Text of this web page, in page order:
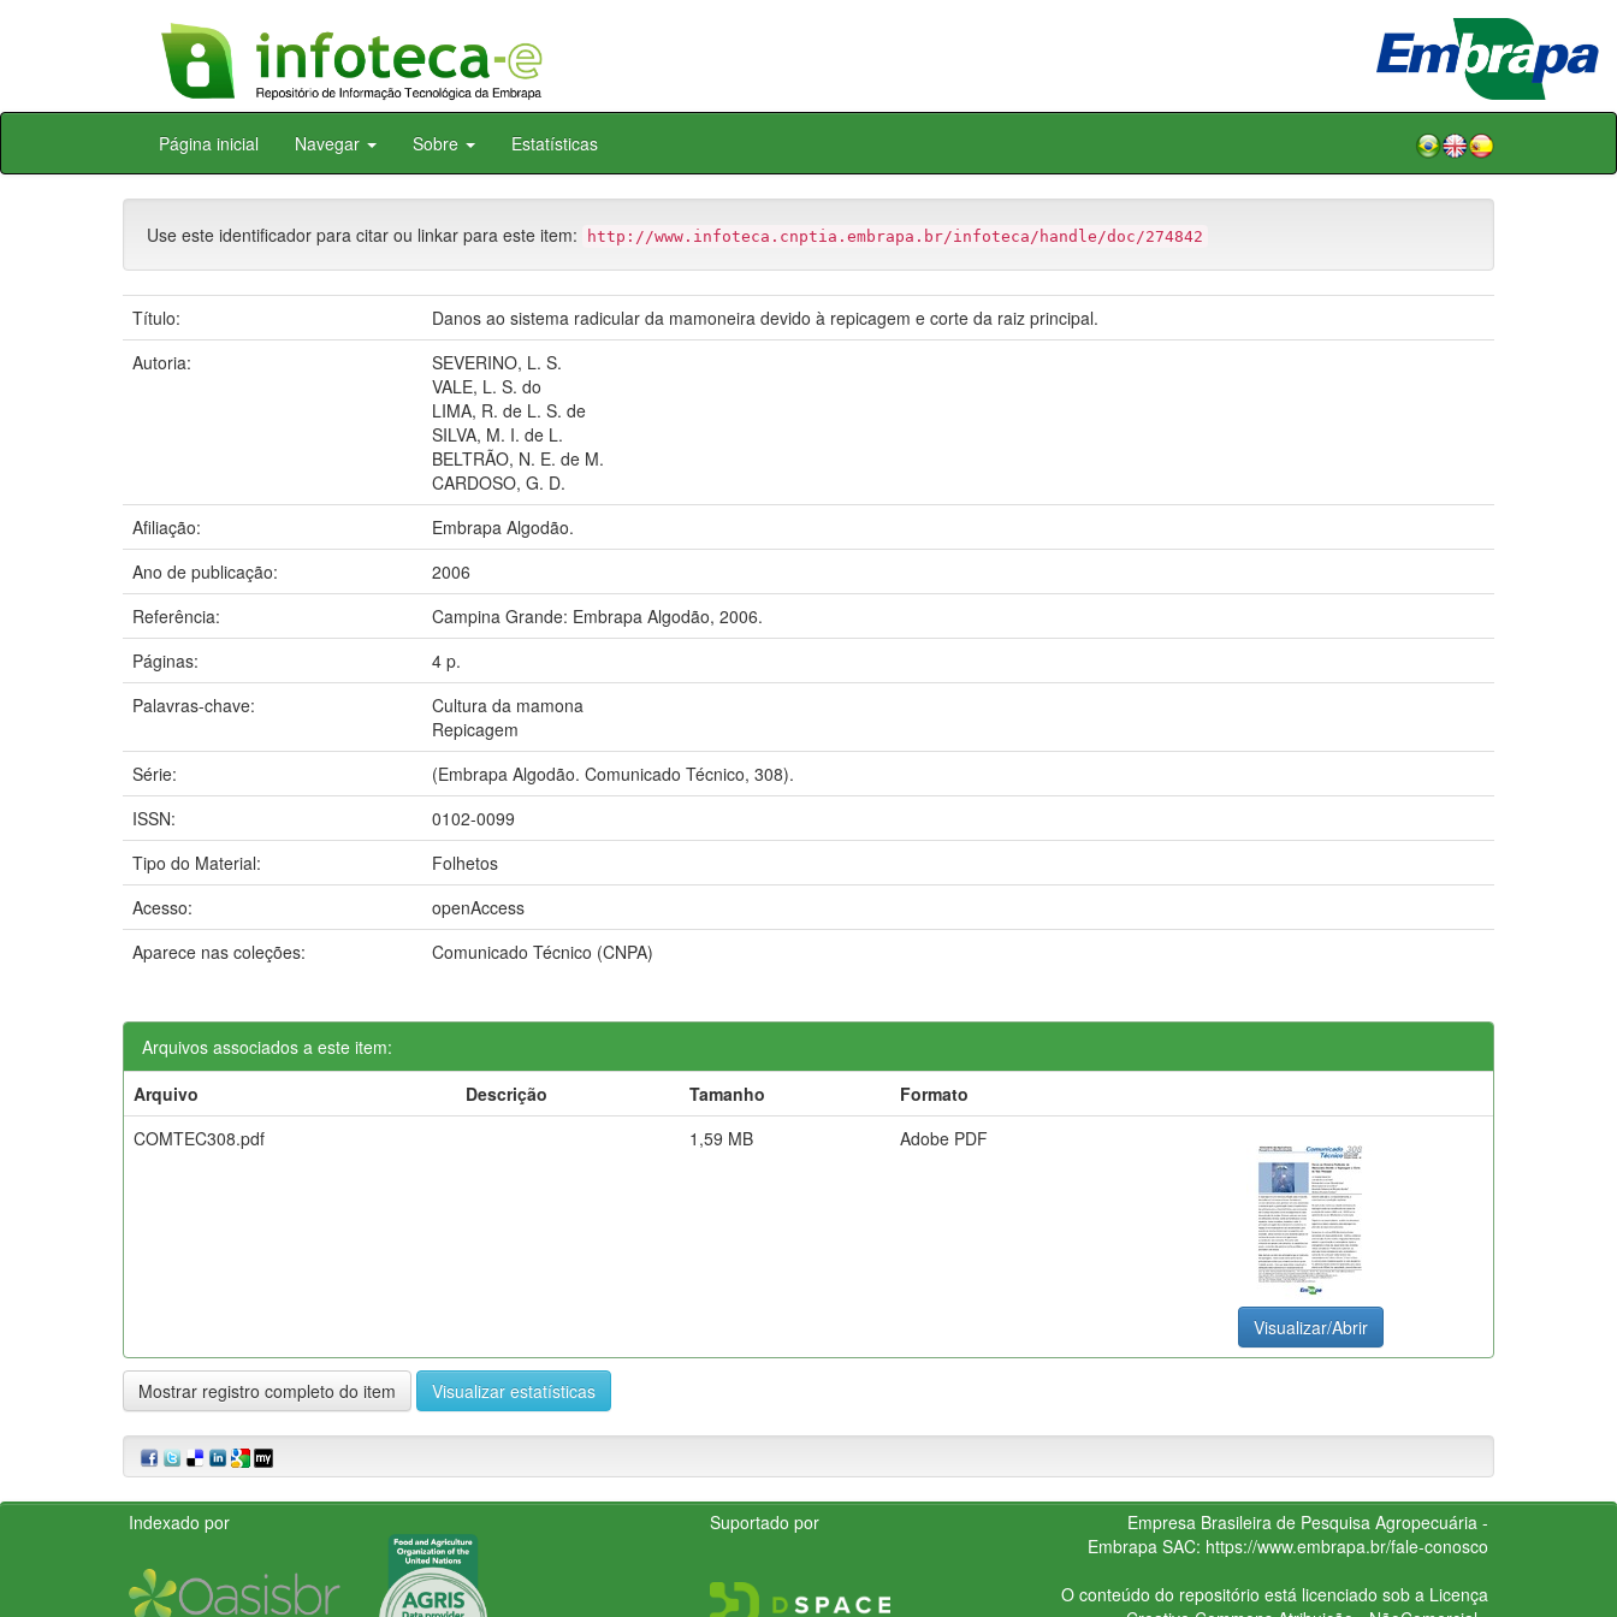
Skip
Página inicial Navegar Sobre Estatísticas
Use este identificador para citar ou linkar para este item: http://www.infoteca.cnptia.embrapa.br/infoteca/handle/doc/274842
Título:
Danos ao sistema radicular da mamoneira devido à repicagem e corte da raiz principal.
Autoria:
SEVERINO, L. S.
VALE, L. S. do
LIMA, R. de L. S. de
SILVA, M. I. de L.
BELTRÃO, N. E. de M.
CARDOSO, G. D.
Afiliação:
Embrapa Algodão.
Ano de publicação:
2006
Referência:
Campina Grande: Embrapa Algodão, 2006.
Páginas:
4 p.
Palavras-chave:
Cultura da mamona
Repicagem
Série:
(Embrapa Algodão. Comunicado Técnico, 308).
ISSN:
0102-0099
Tipo do Material:
Folhetos
Acesso:
openAccess
Aparece nas coleções:
Comunicado Técnico (CNPA)
Arquivos associados a este item:
Arquivo
Descrição Tamanho
Formato
COMTEC308.pdf
1,59 MB Adobe PDF
Visualizar/Abrir
Mostrar registro completo do item Visualizar estatísticas
Indexado por Suportado por
Empresa Brasileira de Pesquisa Agropecuária -
Embrapa SAC: https://www.embrapa.br/fale-conosco
O conteúdo do repositório está licenciado sob a Licença